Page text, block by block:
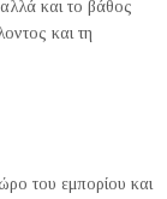
και το βάθος
και τη
του εμπορίου και